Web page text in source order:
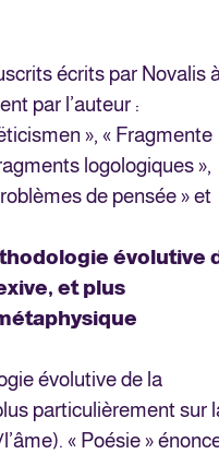
écrits par Novalis
par l’auteur :
», « Fragmente
logologiques »,
de pensée » et
évolutive
et plus
évolutive de la
particulièrement sur
« Poésie »